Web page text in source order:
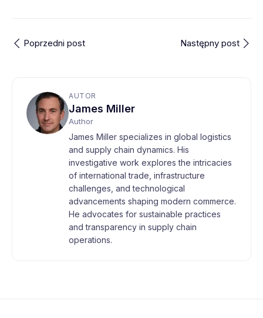
Poprzedni post Następny post
AUTOR
James Miller
Author
James Miller specializes in global logistics
and supply chain dynamics. His
investigative work explores the intricacies
of international trade, infrastructure
challenges, and technological
advancements shaping modern commerce.
He advocates for sustainable practices
and transparency in supply chain
operations.